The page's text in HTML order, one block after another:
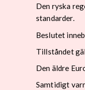
Den ryska
standarder.
Beslutet
Tillståndet
Den äldre
Samtidigt